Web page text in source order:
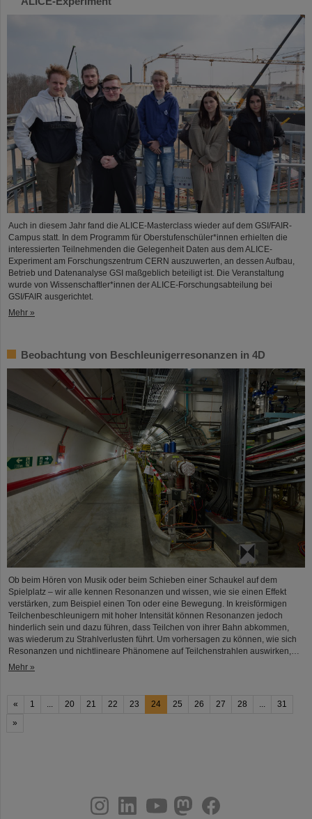
Auch in diesem Jahr fand die ALICE-Masterclass wieder auf dem GSI/FAIR-
Campus statt. In dem Programm für Oberstufenschüler*innen erhielten die
interessierten Teilnehmenden die Gelegenheit Daten aus dem ALICE-
Experiment am Forschungszentrum CERN auszuwerten, an dessen Aufbau,
Betrieb und Datenanalyse GSI maßgeblich beteiligt ist. Die Veranstaltung
wurde von Wissenschaftler*innen der ALICE-Forschungsabteilung bei
GSI/FAIR ausgerichtet.
Mehr »
Beobachtung von Beschleunigerresonanzen in 4D
Ob beim Hören von Musik oder beim Schieben einer Schaukel auf dem
Spielplatz – wir alle kennen Resonanzen und wissen, wie sie einen Effekt
verstärken, zum Beispiel einen Ton oder eine Bewegung. In kreisförmigen
Teilchenbeschleunigern mit hoher Intensität können Resonanzen jedoch
hinderlich sein und dazu führen, dass Teilchen von ihrer Bahn abkommen,
was wiederum zu Strahlverlusten führt. Um vorhersagen zu können, wie sich
Resonanzen und nichtlineare Phänomene auf Teilchenstrahlen auswirken,…
Mehr »
« 1 20 21 22 23 24 25 26 27 28
31
»
youtubehelmholtz.socialfacebook